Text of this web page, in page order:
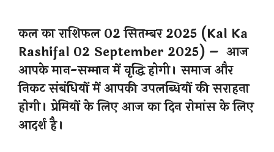
कल का राशिफल 02 सितम्बर 2025 (Kal Ka
Rashifal 02 September 2025) – आज
आपके मान-सम्मान में वृद्धि होगी। समाज और
निकट संबंधियों में आपकी उपलब्धियों की सराहना
होगी। प्रेमियों के लिए आज का दिन रोमांस के लिए
आदर्श है।